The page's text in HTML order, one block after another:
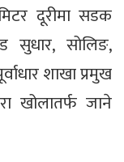
मिटर दूरीमा सडक
सुधार, सोलिङ,
शाखा प्रमुख
खोलातर्फ जाने